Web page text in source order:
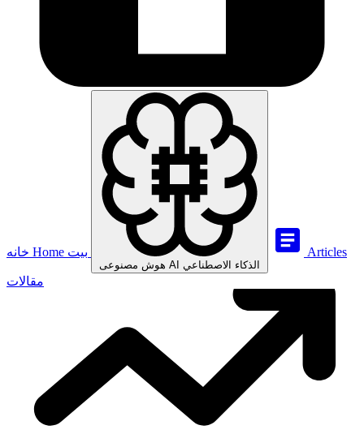
Home
هوش مصنوعی AI الذكاء الاصطناعي
Articles
مقالات